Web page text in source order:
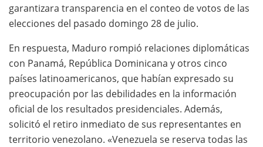
garantizara transparencia en el conteo de votos de las
elecciones del pasado domingo 28 de julio.
En respuesta, Maduro rompió relaciones diplomáticas
con Panamá, República Dominicana y otros cinco
países latinoamericanos, que habían expresado su
preocupación por las debilidades en la información
oficial de los resultados presidenciales. Además,
solicitó el retiro inmediato de sus representantes en
territorio venezolano. «Venezuela se reserva todas las